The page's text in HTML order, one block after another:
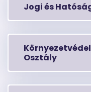
Jogi és
Osztály